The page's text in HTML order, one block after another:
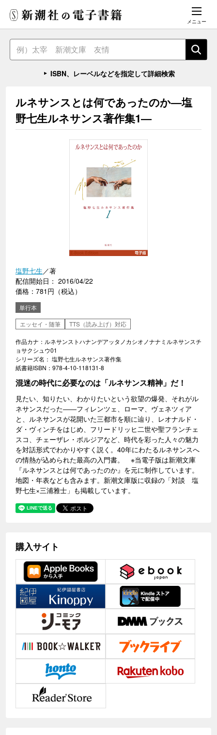
メニュー
ISBN、レーベルなどを指定して詳細検索
ルネサンスとは何であったのか―塩
野七生ルネサンス著作集1―
塩野七生／著
配信開始日： 2016/04/22
価格：781円（税込）
単行本
エッセイ・随筆
TTS（読み上げ）対応
作品カナ：ルネサンストハナンデアッタノカシオノナナミルネサンスチ
ョサクシュウ01
シリーズ名： 塩野七生ルネサンス著作集
紙書籍ISBN：978-4-10-118131-8
混迷の時代に必要なのは「ルネサンス精神」だ！
見たい、知りたい、わかりたいという欲望の爆発、それがル
ネサンスだった――フィレンツェ、ローマ、ヴェネツィア
と、ルネサンスが花開いた三都市を順に辿り、レオナルド・
ダ・ヴィンチをはじめ、フリードリッヒ二世や聖フランチェ
スコ、チェーザレ・ボルジアなど、時代を彩った人々の魅力
を対話形式でわかりやすく説く。40年にわたるルネサンスへ
の情熱が込められた最高の入門書。 ※当電子版は新潮文庫
『ルネサンスとは何であったのか』を元に制作しています。
地図・年表なども含みます。新潮文庫版に収録の「対談 塩
野七生×三浦雅士」も掲載しています。
購入サイト